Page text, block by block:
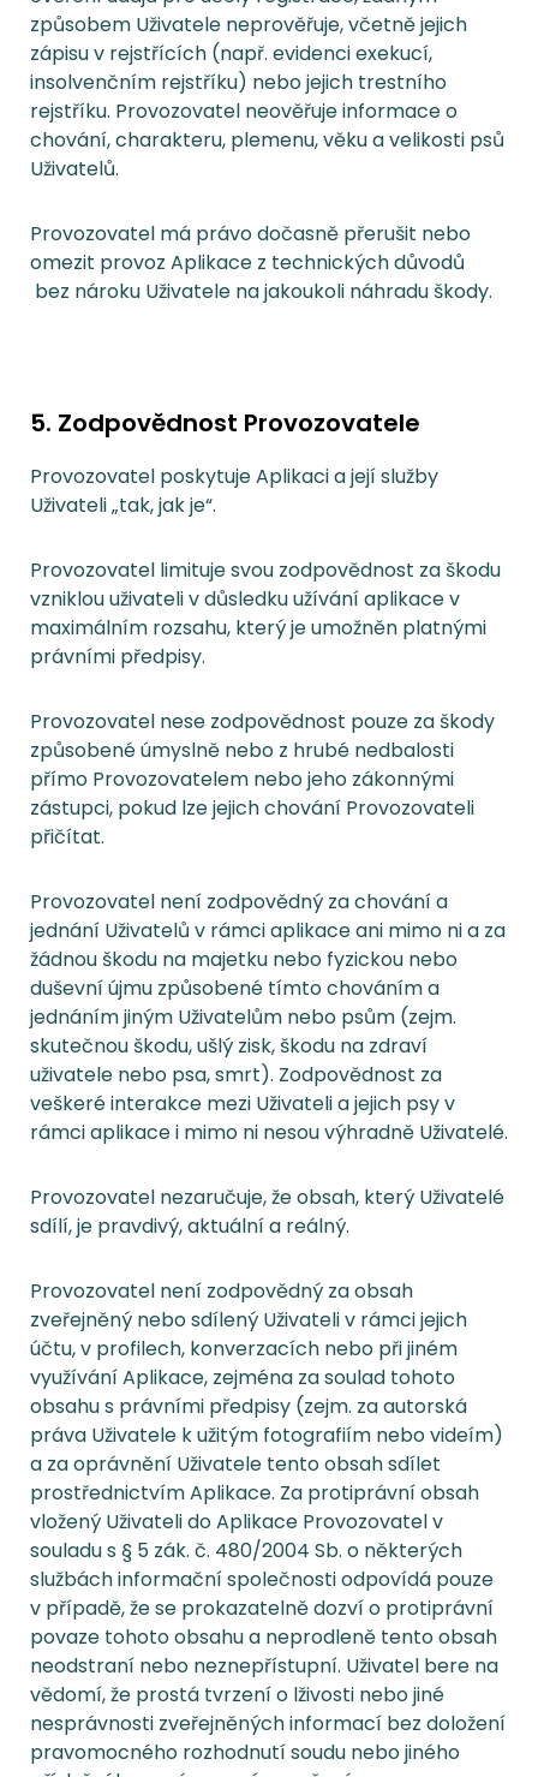
způsobem Uživatele neprověřuje, včetně jejich
zápisu v rejstřících (např. evidenci exekucí,
insolvenčním rejstříku) nebo jejich trestního
rejstříku. Provozovatel neověřuje informace o
chování, charakteru, plemenu, věku a velikosti psů
Uživatelů.
Provozovatel má právo dočasně přerušit nebo
omezit provoz Aplikace z technických důvodů
bez nároku Uživatele na jakoukoli náhradu škody.
5. Zodpovědnost Provozovatele
Provozovatel poskytuje Aplikaci a její služby
Uživateli „tak, jak je“.
Provozovatel limituje svou zodpovědnost za škodu
vzniklou uživateli v důsledku užívání aplikace v
maximálním rozsahu, který je umožněn platnými
právními předpisy.
Provozovatel nese zodpovědnost pouze za škody
způsobené úmyslně nebo z hrubé nedbalosti
přímo Provozovatelem nebo jeho zákonnými
zástupci, pokud lze jejich chování Provozovateli
přičítat.
Provozovatel není zodpovědný za chování a
jednání Uživatelů v rámci aplikace ani mimo ni a za
žádnou škodu na majetku nebo fyzickou nebo
duševní újmu způsobené tímto chováním a
jednáním jiným Uživatelům nebo psům (zejm.
skutečnou škodu, ušlý zisk, škodu na zdraví
uživatele nebo psa, smrt). Zodpovědnost za
veškeré interakce mezi Uživateli a jejich psy v
rámci aplikace i mimo ni nesou výhradně Uživatelé.
Provozovatel nezaručuje, že obsah, který Uživatelé
sdílí, je pravdivý, aktuální a reálný.
Provozovatel není zodpovědný za obsah
zveřejněný nebo sdílený Uživateli v rámci jejich
účtu, v profilech, konverzacích nebo při jiném
využívání Aplikace, zejména za soulad tohoto
obsahu s právními předpisy (zejm. za autorská
práva Uživatele k užitým fotografiím nebo videím)
a za oprávnění Uživatele tento obsah sdílet
prostřednictvím Aplikace. Za protiprávní obsah
vložený Uživateli do Aplikace Provozovatel v
souladu s § 5 zák. č. 480/2004 Sb. o některých
službách informační společnosti odpovídá pouze
v případě, že se prokazatelně dozví o protiprávní
povaze tohoto obsahu a neprodleně tento obsah
neodstraní nebo neznepřístupní. Uživatel bere na
vědomí, že prostá tvrzení o lživosti nebo jiné
nesprávnosti zveřejněných informací bez doložení
pravomocného rozhodnutí soudu nebo jiného